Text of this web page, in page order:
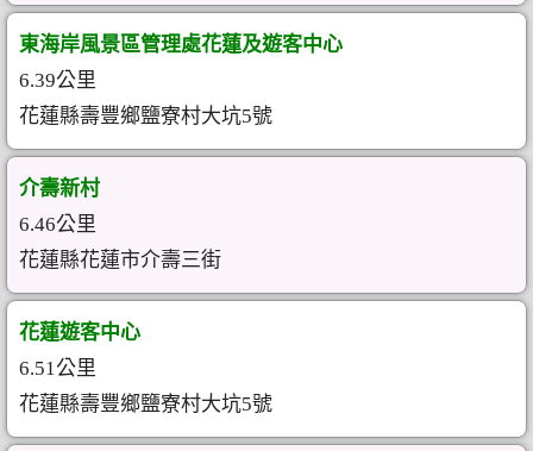
東海岸風景區管理處花蓮及遊客中心
6.39公里
花蓮縣壽豐鄉鹽寮村大坑5號
介壽新村
6.46公里
花蓮縣花蓮市介壽三街
花蓮遊客中心
6.51公里
花蓮縣壽豐鄉鹽寮村大坑5號